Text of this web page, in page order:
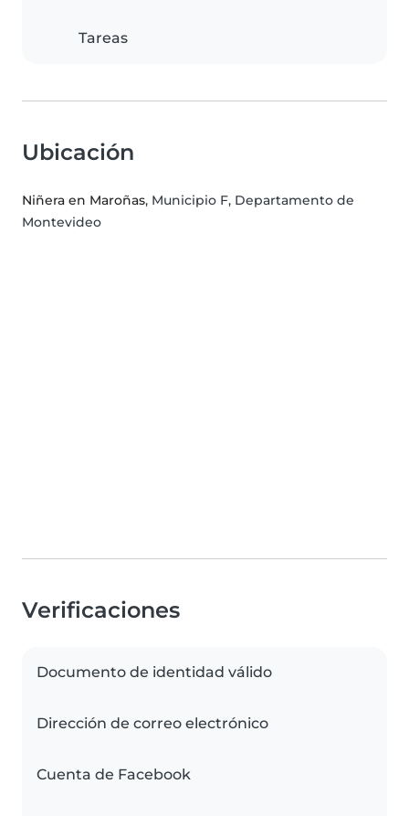
Tareas
Ubicación
Niñera en Maroñas, Municipio F, Departamento de
Montevideo
Verificaciones
Documento de identidad válido
Dirección de correo electrónico
Cuenta de Facebook